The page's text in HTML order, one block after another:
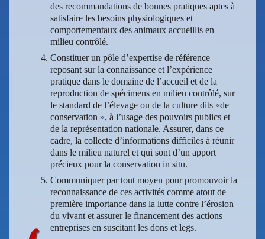
des recommandations de bonnes pratiques aptes à
satisfaire les besoins physiologiques et
comportementaux des animaux accueillis en
milieu contrôlé.
Constituer un pôle d’expertise de référence
reposant sur la connaissance et l’expérience
pratique dans le domaine de l’accueil et de la
reproduction de spécimens en milieu contrôlé, sur
le standard de l’élevage ou de la culture dits «de
conservation », à l’usage des pouvoirs publics et
de la représentation nationale. Assurer, dans ce
cadre, la collecte d’informations difficiles à réunir
dans le milieu naturel et qui sont d’un apport
précieux pour la conservation in situ.
Communiquer par tout moyen pour promouvoir la
reconnaissance de ces activités comme atout de
première importance dans la lutte contre l’érosion
du vivant et assurer le financement des actions
entreprises en suscitant les dons et legs.